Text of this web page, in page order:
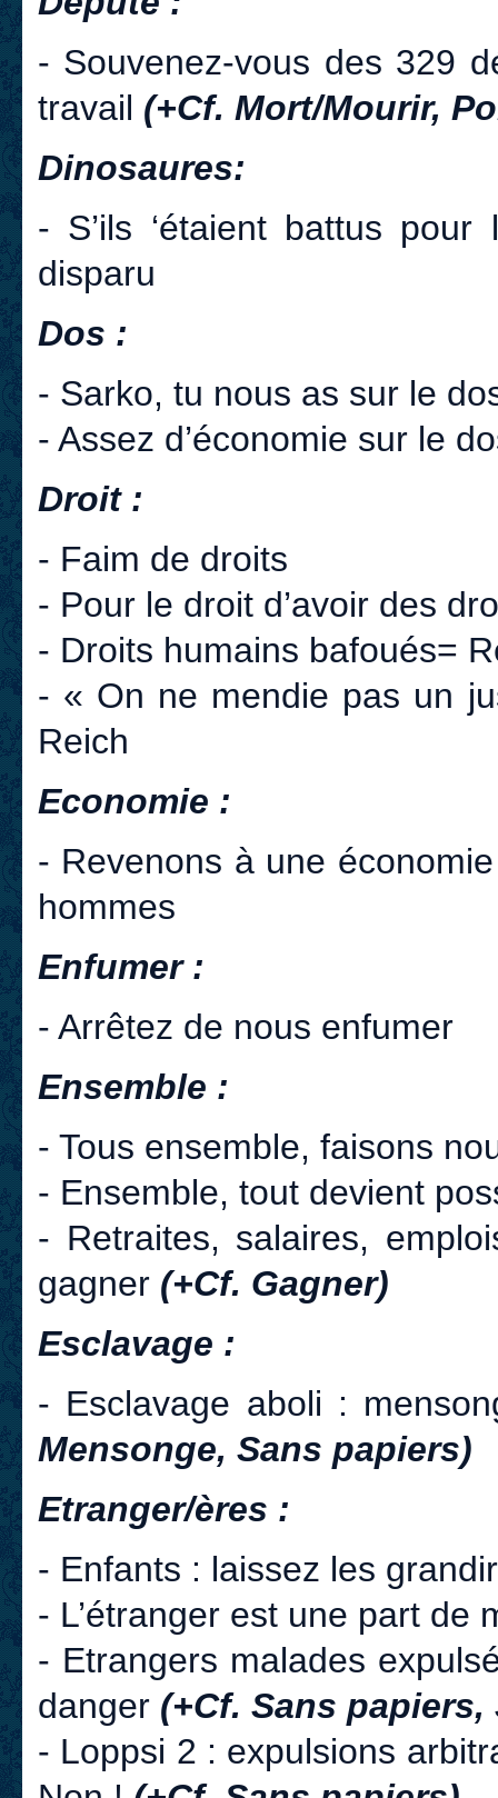
- Souvenez-vous des 329
travail (+Cf. Mort/Mourir,
Dinosaures:
- S’ils ‘étaient battus
disparu
Dos :
- Sarko, tu nous as sur le
- Assez d’économie sur le
Droit :
- Faim de droits
- Pour le droit d’avoir des
- Droits humains bafoués=
- « On ne mendie pas un
Reich
Economie :
- Revenons à une
hommes
Enfumer :
- Arrêtez de nous enfumer
Ensemble :
- Tous ensemble, faisons
- Ensemble, tout devient
- Retraites, salaires,
gagner (+Cf. Gagner)
Esclavage :
- Esclavage aboli :
Mensonge, Sans papiers)
Etranger/ères :
- Enfants : laissez les
- L’étranger est une part de
- Etrangers malades
danger (+Cf. Sans
- Loppsi 2 : expulsions